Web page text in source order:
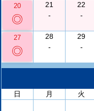
20
◎
21
-
22
-
27
◎
28
-
29
-
日
月 火